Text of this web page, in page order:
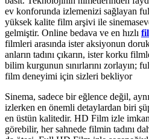
ev konforunda izlemenizi sağlayan
yüksek kalite film arşivi ile
gelmiştir. Online bedava ve en hızlı
filmleri arasında ister aksiyonun
anların tadını çıkarın, ister korku
bilim kurgunun sınırlarını zorlayın;
film deneyimi için sizleri bekliyor
Sinema, sadece bir eğlence değil,
izlerken en önemli detaylardan biri
en üstün kalitedir. HD Film izle
görebilir, her sahnede filmin tadını